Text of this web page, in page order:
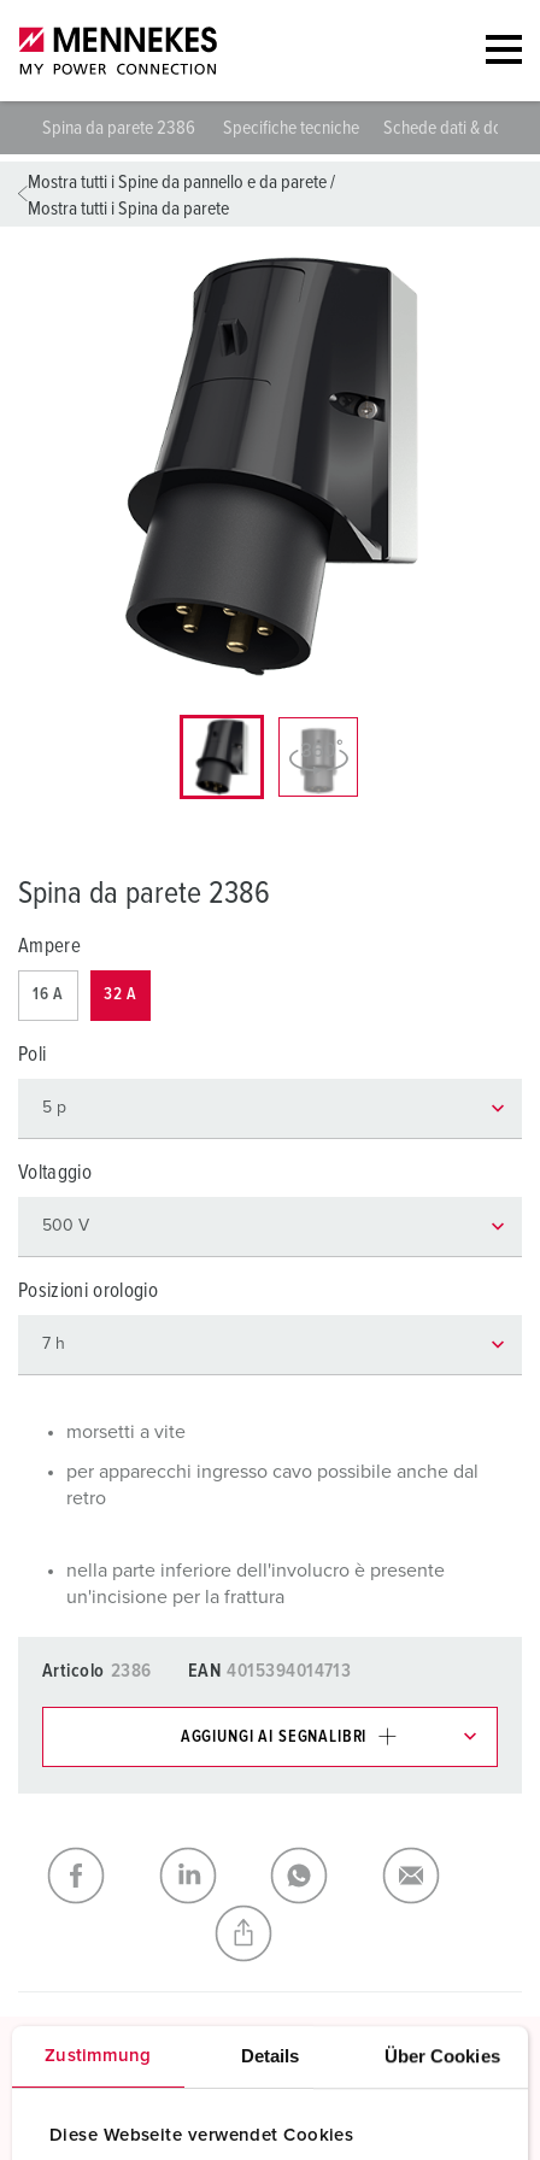
Zustimmung Details Über Cookies
Diese Webseite verwendet Cookies
Spina da parete 2386 Specifiche tecniche Schede dati &
Mostra tutti i Spine da pannello e da parete/
Mostra tutti i Spina da parete
Spina da parete 2386
Ampere
16 A 32 A
Poli
Voltaggio
Posizioni orologio
morsetti a vite
per apparecchi ingresso cavo possibile anche dal
retro
nella parte inferiore dell'involucro è presente
un'incisione per la frattura
Articolo 2386 EAN 4015394014713
AGGIUNGI AI SEGNALIBRI
CREA NUOVA LISTA
Morsetti a vite